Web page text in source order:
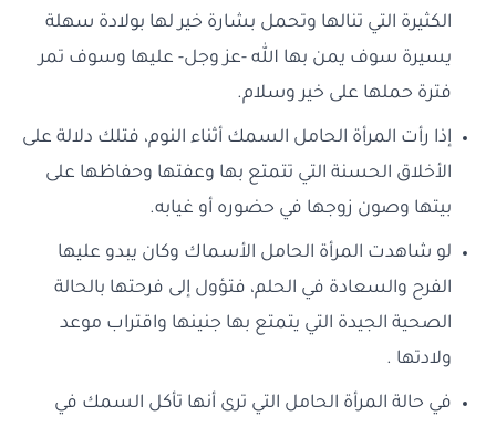
الكثيرة التي تنالها وتحمل بشارة خير لها بولادة سهلة
يسيرة سوف يمن بها الله -عز وجل- عليها وسوف تمر
فترة حملها على خير وسلام.
إذا رأت المرأة الحامل السمك أثناء النوم، فتلك دلالة على
الأخلاق الحسنة التي تتمتع بها وعفتها وحفاظها على
بيتها وصون زوجها في حضوره أو غيابه.
لو شاهدت المرأة الحامل الأسماك وكان يبدو عليها
الفرح والسعادة في الحلم، فتؤول إلى فرحتها بالحالة
الصحية الجيدة التي يتمتع بها جنينها واقتراب موعد
ولادتها .
في حالة المرأة الحامل التي ترى أنها تأكل السمك في